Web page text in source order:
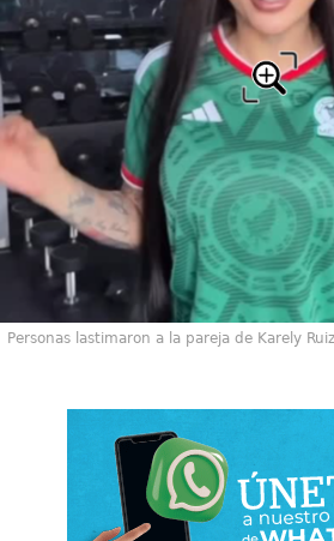
Personas lastimaron a la pareja de Karely